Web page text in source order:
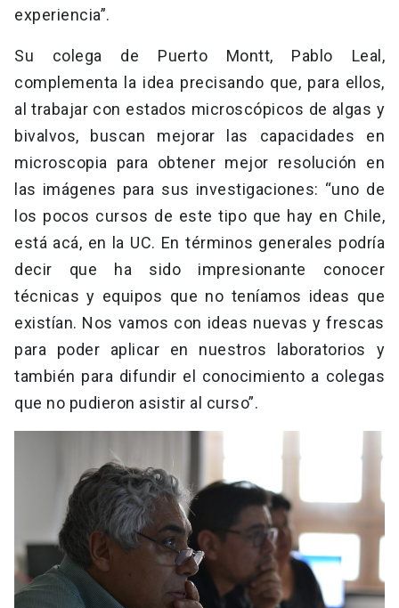
experiencia”.
Su colega de Puerto Montt, Pablo Leal,
complementa la idea precisando que, para ellos,
al trabajar con estados microscópicos de algas y
bivalvos, buscan mejorar las capacidades en
microscopia para obtener mejor resolución en
las imágenes para sus investigaciones: “uno de
los pocos cursos de este tipo que hay en Chile,
está acá, en la UC. En términos generales podría
decir que ha sido impresionante conocer
técnicas y equipos que no teníamos ideas que
existían. Nos vamos con ideas nuevas y frescas
para poder aplicar en nuestros laboratorios y
también para difundir el conocimiento a colegas
que no pudieron asistir al curso”.